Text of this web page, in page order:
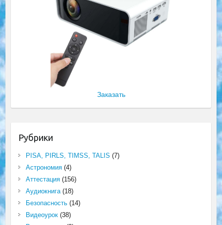
Заказать
Рубрики
PISA, PIRLS, TIMSS, TALIS (7)
Астрономия(4)
Аттестация(156)
Аудиокнига(18)
Безопасность(14)
Видеоурок(38)